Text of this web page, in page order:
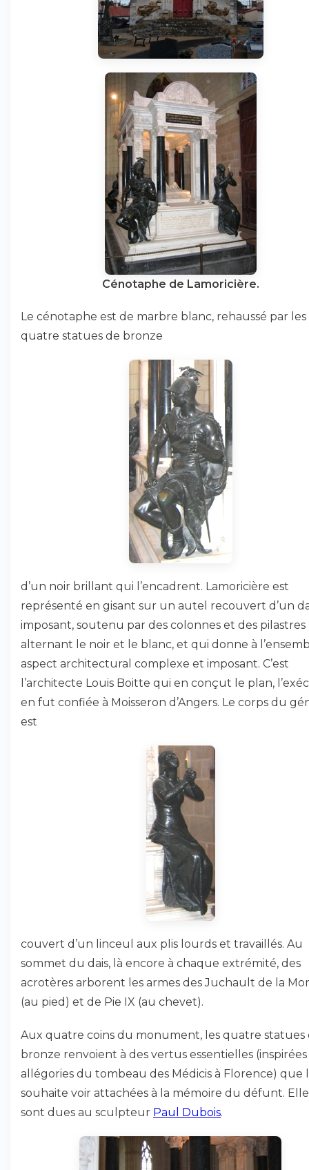
Cénotaphe de Lamoricière.
Le cénotaphe est de marbre blanc, rehaussé par les
quatre statues de bronze
d’un noir brillant qui l’encadrent. Lamoricière est
représenté en gisant sur un autel recouvert d’un
imposant, soutenu par des colonnes et des pilastres
alternant le noir et le blanc, et qui donne à
aspect architectural complexe et imposant. C’est
l’architecte Louis Boitte qui en conçut le plan,
en fut confiée à Moisseron d’Angers. Le corps du
est
couvert d’un linceul aux plis lourds et travaillés. Au
sommet du dais, là encore à chaque extrémité, des
acrotères arborent les armes des Juchault de la
(au pied) et de Pie IX (au chevet).
Aux quatre coins du monument, les quatre statues
bronze renvoient à des vertus essentielles (inspirées
allégories du tombeau des Médicis à Florence) que
souhaite voir attachées à la mémoire du défunt.
sont dues au sculpteur Paul Dubois.